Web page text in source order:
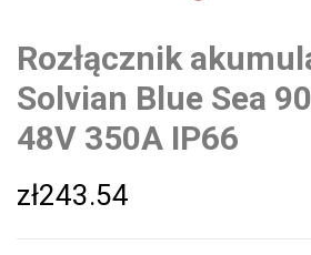
Rozłącznik
Solvian Blue Sea
48V 350A IP66
zł243.54